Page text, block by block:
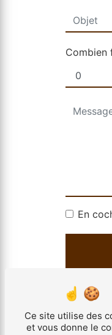
Combien
En
** Les
traitants
chocolat-
Ce site utilise des
et vous donne le